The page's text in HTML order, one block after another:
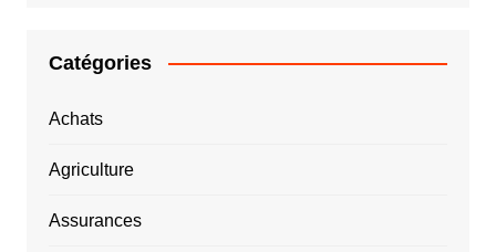
Catégories
Achats
Agriculture
Assurances